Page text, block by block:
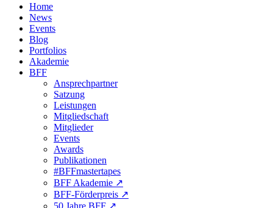
Home
News
Events
Blog
Portfolios
Akademie
BFF
Ansprechpartner
Satzung
Leistungen
Mitgliedschaft
Mitglieder
Events
Awards
Publikationen
#BFFmastertapes
BFF Akademie ↗︎
BFF-Förderpreis ↗︎
50 Jahre BFF ↗︎